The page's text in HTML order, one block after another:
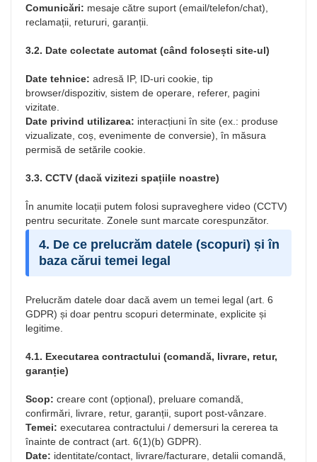
Comunicări: mesaje către suport (email/telefon/chat),
reclamații, retururi, garanții.
3.2. Date colectate automat (când folosești site-ul)
Date tehnice: adresă IP, ID-uri cookie, tip
browser/dispozitiv, sistem de operare, referer, pagini
vizitate.
Date privind utilizarea: interacțiuni în site (ex.: produse
vizualizate, coș, evenimente de conversie), în măsura
permisă de setările cookie.
3.3. CCTV (dacă vizitezi spațiile noastre)
În anumite locații putem folosi supraveghere video (CCTV)
pentru securitate. Zonele sunt marcate corespunzător.
4. De ce prelucrăm datele (scopuri) și în
baza cărui temei legal
Prelucrăm datele doar dacă avem un temei legal (art. 6
GDPR) și doar pentru scopuri determinate, explicite și
legitime.
4.1. Executarea contractului (comandă, livrare, retur,
garanție)
Scop: creare cont (opțional), preluare comandă,
confirmări, livrare, retur, garanții, suport post-vânzare.
Temei: executarea contractului / demersuri la cererea ta
înainte de contract (art. 6(1)(b) GDPR).
Date: identitate/contact, livrare/facturare, detalii comandă,